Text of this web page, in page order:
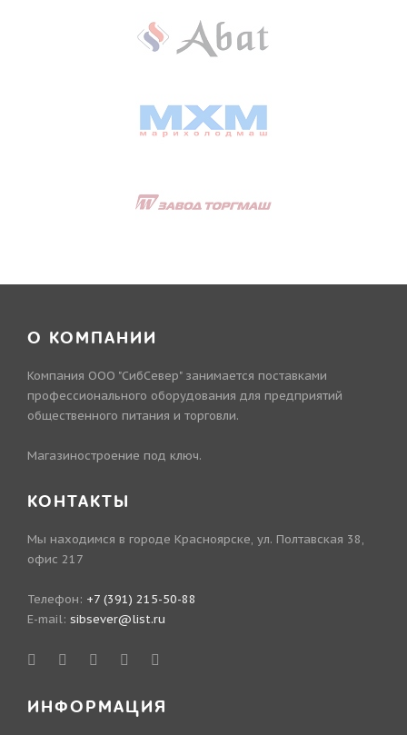
О КОМПАНИИ
Компания ООО "СибСевер" занимается поставками
профессионального оборудования для предприятий
общественного питания и торговли.
Магазиностроение под ключ.
КОНТАКТЫ
Мы находимся в городе Красноярске, ул. Полтавская 38,
офис 217
Телефон: +7 (391) 215-50-88
E-mail: sibsever@list.ru
ИНФОРМАЦИЯ